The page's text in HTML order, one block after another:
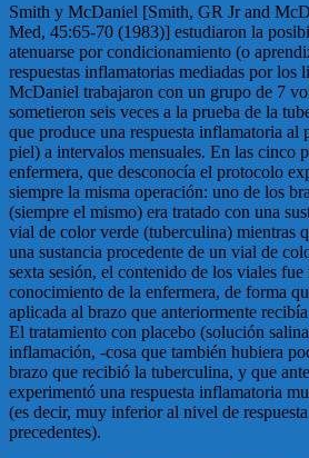
Smith y McDaniel [Smith, GR Jr and
Med, 45:65-70 (1983)] estudiaron la
atenuarse por condicionamiento (o
respuestas inflamatorias mediadas por
McDaniel trabajaron con un grupo de 7
sometieron seis veces a la prueba de la
que produce una respuesta inflamatoria al
piel) a intervalos mensuales. En las cinco
enfermera, que desconocía el protocolo
siempre la misma operación: uno de los
(siempre el mismo) era tratado con una
vial de color verde (tuberculina) mientras
una sustancia procedente de un vial de
sexta sesión, el contenido de los viales
conocimiento de la enfermera, de forma
aplicada al brazo que anteriormente
El tratamiento con placebo (solución
inflamación, -cosa que también hubiera
brazo que recibió la tuberculina, y que
experimentó una respuesta inflamatoria
(es decir, muy inferior al nivel de
precedentes).